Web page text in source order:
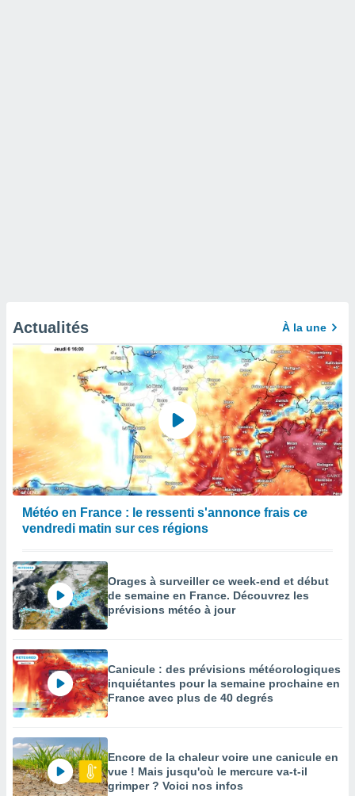
Actualités À la une
Météo en France : le ressenti s'annonce frais ce
vendredi matin sur ces régions
Orages à surveiller ce week-end et début
de semaine en France. Découvrez les
prévisions météo à jour
Canicule : des prévisions météorologiques
inquiétantes pour la semaine prochaine en
France avec plus de 40 degrés
Encore de la chaleur voire une canicule en
vue ! Mais jusqu'où le mercure va-t-il
grimper ? Voici nos infos